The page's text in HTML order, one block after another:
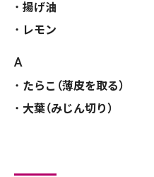
揚げ油
レモン
A
たらこ（薄皮を取る）
大葉（みじん切り）